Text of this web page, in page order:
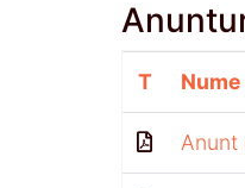
T Nume
Anunt